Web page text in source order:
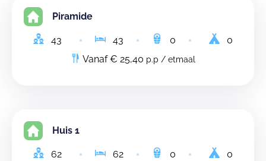
Piramide
43 43 0
0
Vanaf € 25,40 p.p / etmaal
Huis 1
62 62 0
0